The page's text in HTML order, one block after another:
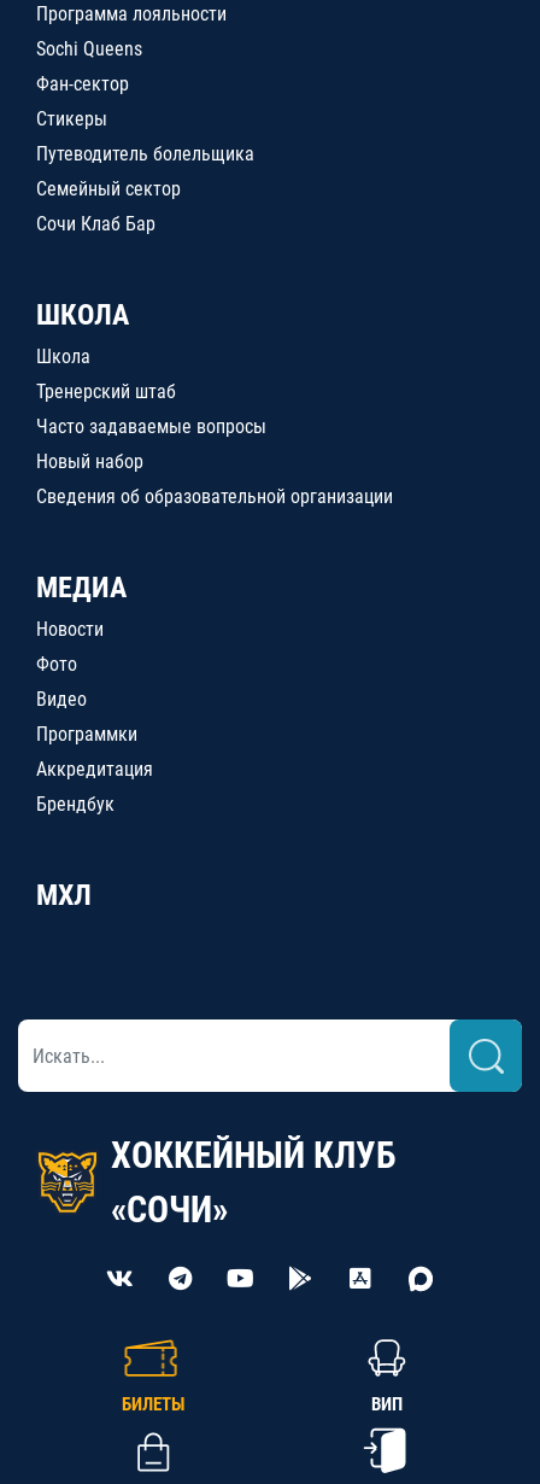
Программа лояльности
Sochi Queens
Фан-сектор
Стикеры
Путеводитель болельщика
Семейный сектор
Сочи Клаб Бар
ШКОЛА
Школа
Тренерский штаб
Часто задаваемые вопросы
Новый набор
Сведения об образовательной организации
МЕДИА
Новости
Фото
Видео
Программки
Аккредитация
Брендбук
МХЛ
ХОККЕЙНЫЙ КЛУБ
«СОЧИ»
БИЛЕТЫ ВИП